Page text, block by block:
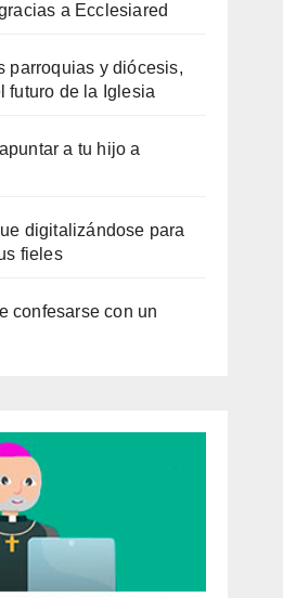
a Ecclesiared
parroquias y diócesis,
futuro de la Iglesia
a tu hijo a
digitalizándose para
fieles
confesarse con un